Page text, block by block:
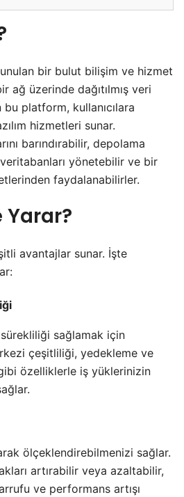
bir bulut bilişim ve hizmet
ağ üzerinde dağıtılmış veri
platform, kullanıcılara
hizmetleri sunar.
barındırabilir, depolama
yönetebilir ve bir
faydalanabilirler.
Yarar?
avantajlar sunar. İşte
sürekliliği sağlamak için
çeşitliliği, yedekleme ve
özelliklerle iş yüklerinizin
ölçeklendirebilmenizi sağlar.
artırabilir veya azaltabilir,
ve performans artışı